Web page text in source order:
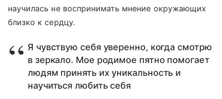
научилась не воспринимать мнение окружающих
близко к сердцу.
Я чувствую себя уверенно, когда смотрю
в зеркало. Мое родимое пятно помогает
людям принять их уникальность и
научиться любить себя